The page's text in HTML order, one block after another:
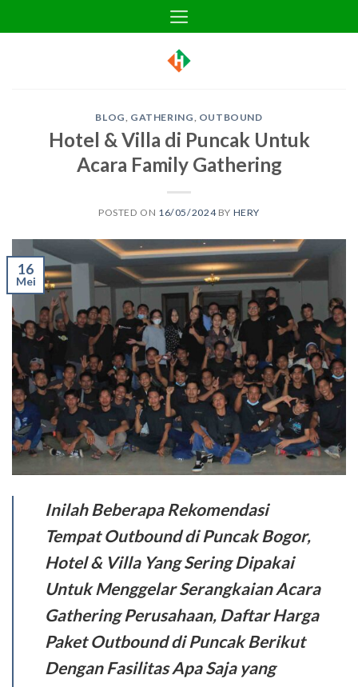
to
BLOG, GATHERING, OUTBOUND
Hotel & Villa di Puncak Untuk
Acara Family Gathering
POSTED ON 16/05/2024BY HERY
16
Mei
Inilah Beberapa Rekomendasi
Tempat Outbound di Puncak Bogor,
Hotel & Villa Yang Sering Dipakai
Untuk Menggelar Serangkaian Acara
Gathering Perusahaan, Daftar Harga
Paket Outbound di Puncak Berikut
Dengan Fasilitas Apa Saja yang